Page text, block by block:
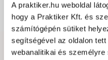
A praktiker.hu weboldal
hogy a Praktiker Kft. és
számítógépén sütiket
segítségével az oldalon
webanalitikai és személyre
Dokumentumok,
Hibát találtál az